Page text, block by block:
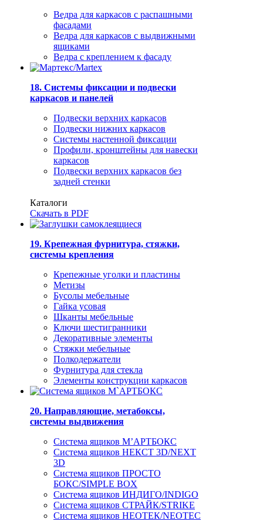
Ведра для каркасов с распашными
фасадами
Ведра для каркасов с выдвижными
ящиками
Ведра с креплением к фасаду
18. Системы фиксации и подвески
каркасов и панелей
Подвески верхних каркасов
Подвески нижних каркасов
Системы настенной фиксации
Профили, кронштейны для навески
каркасов
Подвески верхних каркасов без
задней стенки
Каталоги
Скачать в PDF
19. Крепежная фурнитура, стяжки,
системы крепления
Крепежные уголки и пластины
Метизы
Бусолы мебельные
Гайка усовая
Шканты мебельные
Ключи шестигранники
Декоративные элементы
Стяжки мебельные
Полкодержатели
Фурнитура для стекла
Элементы конструкции каркасов
20. Направляющие, метабоксы,
системы выдвижения
Система ящиков М’АРТБОКС
Система ящиков НЕКСТ 3D/NEXT
3D
Система ящиков ПРОСТО
БОКС/SIMPLE BOX
Система ящиков ИНДИГО/INDIGO
Система ящиков СТРАЙК/STRIKE
Система ящиков НЕОТЕК/NEOTEC